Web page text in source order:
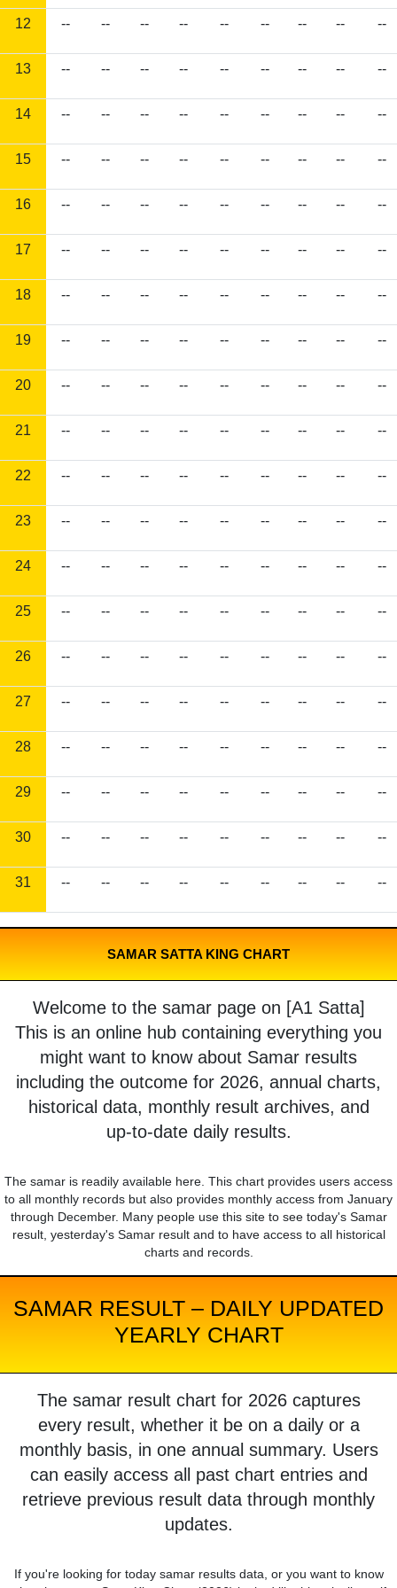
12 -- -- -- -- -- -- -- -- --
13 -- -- -- -- -- -- -- -- --
14 -- -- -- -- -- -- -- -- --
15 -- -- -- -- -- -- -- -- --
16 -- -- -- -- -- -- -- -- --
17 -- -- -- -- -- -- -- -- --
18 -- -- -- -- -- -- -- -- --
19 -- -- -- -- -- -- -- -- --
20 -- -- -- -- -- -- -- -- --
21 -- -- -- -- -- -- -- -- --
22 -- -- -- -- -- -- -- -- --
23 -- -- -- -- -- -- -- -- --
24 -- -- -- -- -- -- -- -- --
25 -- -- -- -- -- -- -- -- --
26 -- -- -- -- -- -- -- -- --
27 -- -- -- -- -- -- -- -- --
28 -- -- -- -- -- -- -- -- --
29 -- -- -- -- -- -- -- -- --
30 -- -- -- -- -- -- -- -- --
31 -- -- -- -- -- -- -- -- --
SAMAR SATTA KING CHART
Welcome to the samar page on [A1 Satta]
This is an online hub containing everything you
might want to know about Samar results
including the outcome for 2026, annual charts,
historical data, monthly result archives, and
up-to-date daily results.
The samar is readily available here. This chart provides users access
to all monthly records but also provides monthly access from January
through December. Many people use this site to see today's Samar
result, yesterday's Samar result and to have access to all historical
charts and records.
SAMAR RESULT – DAILY UPDATED
YEARLY CHART
The samar result chart for 2026 captures
every result, whether it be on a daily or a
monthly basis, in one annual summary. Users
can easily access all past chart entries and
retrieve previous result data through monthly
updates.
If you're looking for today samar results data, or you want to know